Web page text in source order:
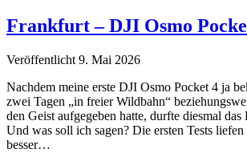
Frankfurt – DJI Osmo
Veröffentlicht 9. Mai 2026
Nachdem meine erste DJI Osmo Pocket 4 ja
zwei Tagen „in freier Wildbahn“
den Geist aufgegeben hatte, durfte diesmal das
Und was soll ich sagen? Die ersten Tests
besser…